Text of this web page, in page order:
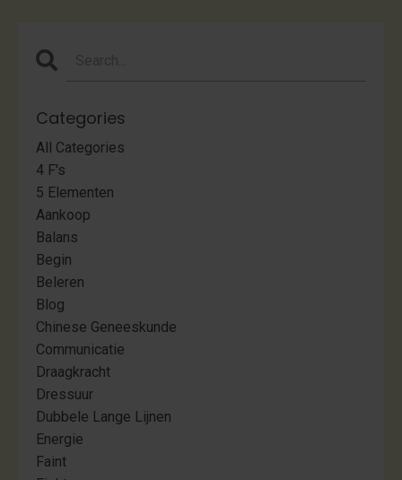
Categories
All Categories
4 F's
5 Elementen
Aankoop
Balans
Begin
Beleren
Blog
Chinese Geneeskunde
Communicatie
Draagkracht
Dressuur
Dubbele Lange Lijnen
Energie
Faint